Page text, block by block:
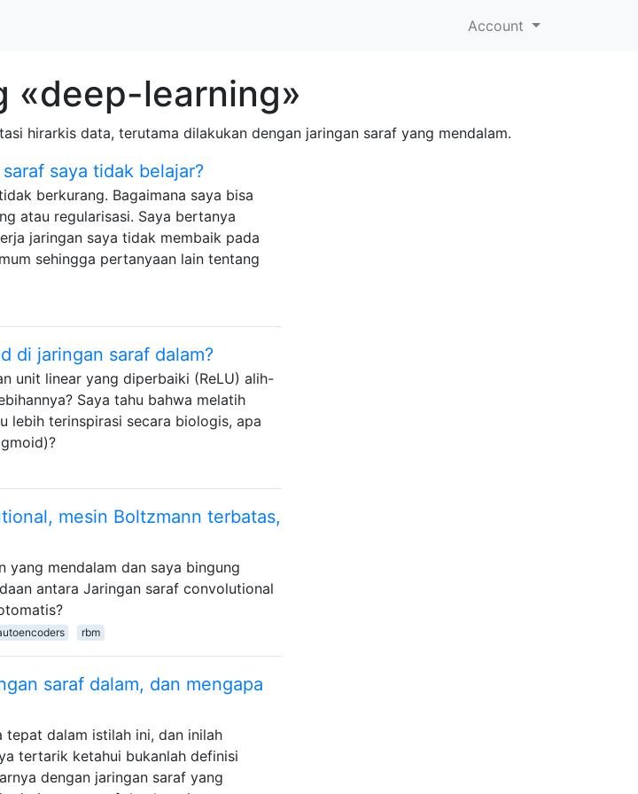
Account
«deep-learning»
hirarkis data, terutama dilakukan dengan jaringan saraf yang mendalam.
saya tidak belajar?
berkurang. Bagaimana saya bisa
atau regularisasi. Saya bertanya
jaringan saya tidak membaik pada
sehingga pertanyaan lain tentang
di jaringan saraf dalam?
unit linear yang diperbaiki (ReLU) alih-
Saya tahu bahwa melatih
lebih terinspirasi secara biologis, apa
mesin Boltzmann terbatas,
yang mendalam dan saya bingung
antara Jaringan saraf convolutional
rbm
saraf dalam, dan mengapa
tepat dalam istilah ini, dan inilah
tertarik ketahui bukanlah definisi
dengan jaringan saraf yang